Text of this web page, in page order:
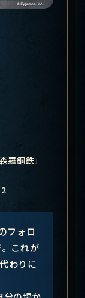
羅鋼鉄」
2
フォロ
これが
わりに